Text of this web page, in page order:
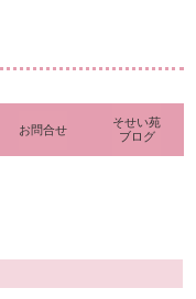
お問合せ
そせい苑
ブログ